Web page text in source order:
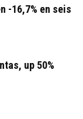
-16,7% en seis
up 50%